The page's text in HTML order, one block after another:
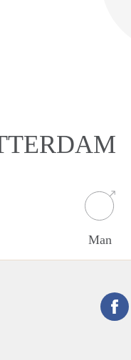
Man